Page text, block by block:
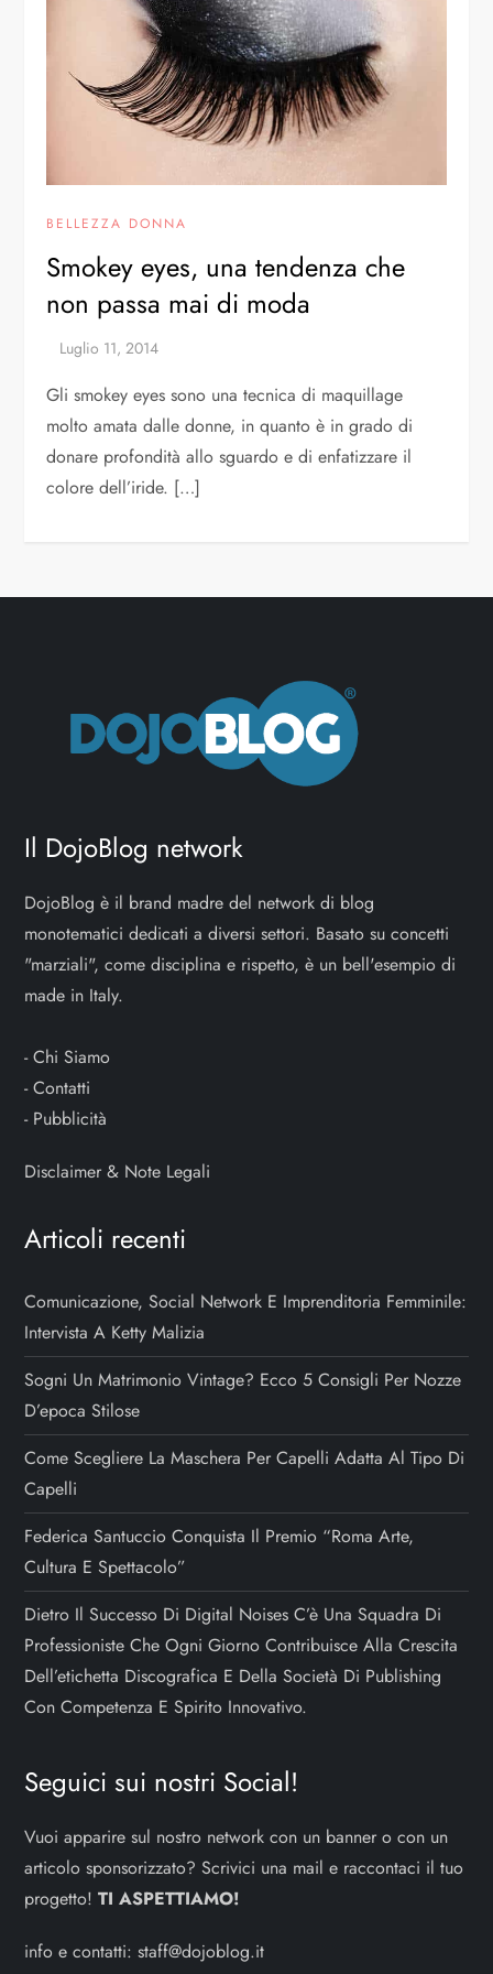
BELLEZZA DONNA
Smokey eyes, una tendenza che
non passa mai di moda
Gli smokey eyes sono una tecnica di maquillage
molto amata dalle donne, in quanto è in grado di
donare profondità allo sguardo e di enfatizzare il
colore dell’iride. […]
Il DojoBlog network
DojoBlog è il brand madre del network di blog
monotematici dedicati a diversi settori. Basato su concetti
"marziali", come disciplina e rispetto, è un bell'esempio di
made in Italy.
-Chi Siamo
-Contatti
- Pubblicità
Disclaimer & Note Legali
Articoli recenti
Comunicazione, Social Network E Imprenditoria Femminile:
Intervista A Ketty Malizia
Sogni Un Matrimonio Vintage? Ecco 5 Consigli Per Nozze
D’epoca Stilose
Come Scegliere La Maschera Per Capelli Adatta Al Tipo Di
Capelli
Federica Santuccio Conquista Il Premio “Roma Arte,
Cultura E Spettacolo”
Dietro Il Successo Di Digital Noises C’è Una Squadra Di
Professioniste Che Ogni Giorno Contribuisce Alla Crescita
Dell’etichetta Discografica E Della Società Di Publishing
Con Competenza E Spirito Innovativo.
Seguici sui nostri Social!
Vuoi apparire sul nostro network con un banner o con un
articolo sponsorizzato? Scrivici una mail e raccontaci il tuo
progetto!TI ASPETTIAMO!
info e contatti:staff@dojoblog.it